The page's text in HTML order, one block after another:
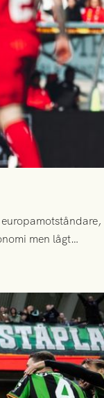
men lågt
och individuell